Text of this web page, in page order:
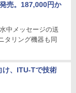
売。187,000円か
中メッセージの送
タリング機器も同
け、ITU-Tで技術